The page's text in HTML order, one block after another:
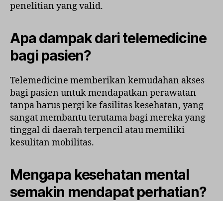
penelitian yang valid.
Apa dampak dari telemedicine
bagi pasien?
Telemedicine memberikan kemudahan akses
bagi pasien untuk mendapatkan perawatan
tanpa harus pergi ke fasilitas kesehatan, yang
sangat membantu terutama bagi mereka yang
tinggal di daerah terpencil atau memiliki
kesulitan mobilitas.
Mengapa kesehatan mental
semakin mendapat perhatian?